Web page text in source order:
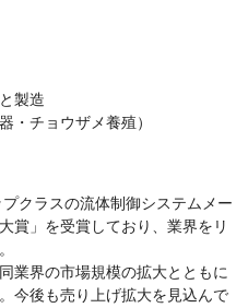
製造
・チョウザメ養殖）
クラスの流体制御システムメー
賞」を受賞しており、業界をリ
業界の市場規模の拡大とともに
今後も売り上げ拡大を見込んで